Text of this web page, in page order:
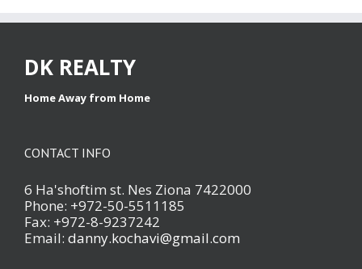
DK REALTY
Home Away from Home
CONTACT INFO
6 Ha'shoftim st. Nes Ziona 7422000
Phone: +972-50-5511185
Fax: +972-8-9237242
Email: danny.kochavi@gmail.com